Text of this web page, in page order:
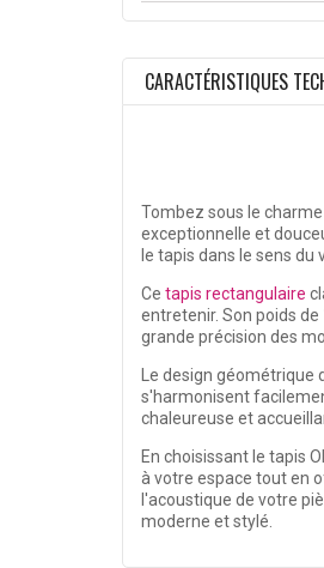
CARACTÉRISTIQUES
Tombez sous le
exceptionnelle et
le tapis dans le sens
Ce tapis rectangulaire
entretenir. Son poids
grande précision des
Le design géométrique
s'harmonisent
chaleureuse et
En choisissant le tapis
à votre espace tout en
l'acoustique de votre
moderne et stylé.